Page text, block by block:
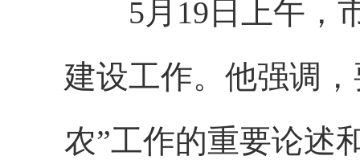
5月19日上午，市
建设工作。他强调
农”工作的重要论述